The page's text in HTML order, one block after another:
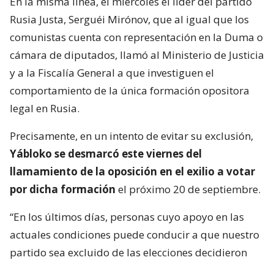
Rusia Justa, Serguéi Mirónov, que al igual que los
comunistas cuenta con representación en la Duma o
cámara de diputados, llamó al Ministerio de Justicia
y a la Fiscalía General a que investiguen el
comportamiento de la única formación opositora
legal en Rusia.
Precisamente, en un intento de evitar su exclusión,
Yábloko se desmarcó este viernes del
llamamiento de la oposición en el exilio a votar
por dicha formación el próximo 20 de septiembre.
“En los últimos días, personas cuyo apoyo en las
actuales condiciones puede conducir a que nuestro
partido sea excluido de las elecciones decidieron